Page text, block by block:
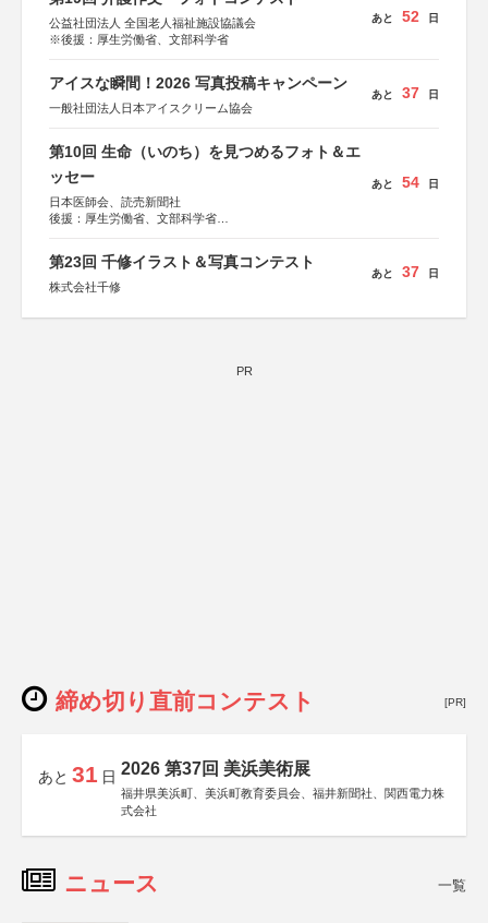
公益社団法人 全国老人福祉施設協議会
※後援：厚生労働省、文部科学省
あと 52 日
アイスな瞬間！2026 写真投稿キャンペーン
一般社団法人日本アイスクリーム協会
あと 37 日
第10回 生命（いのち）を見つめるフォト＆エ
ッセー
日本医師会、読売新聞社
後援：厚生労働省、文部科学省
しん生命保険株式会社
あと 54 日
第23回 千修イラスト＆写真コンテスト
株式会社千修
あと 37 日
PR
締め切り直前コンテスト [PR]
あと 31 日 2026 第37回 美浜美術展
福井県美浜町、美浜町教育委員会、福井新聞社、関西電力株
式会社
ニュース 一覧